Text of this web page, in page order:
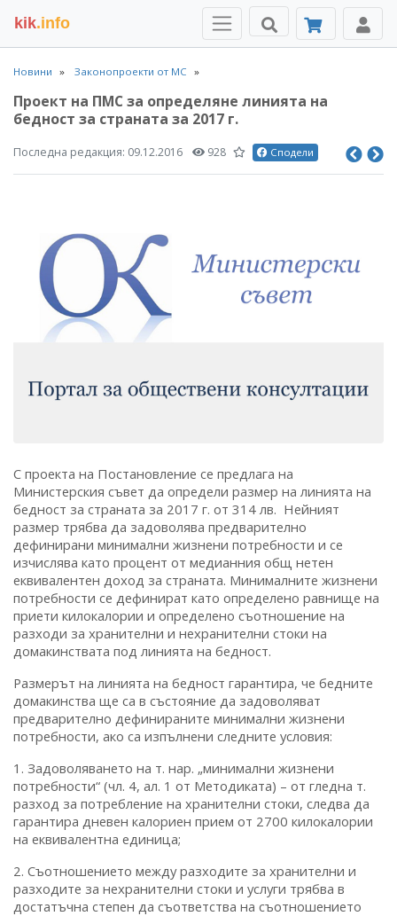
kik.info
Новини Законопроекти от МС
Проект на ПМС за определяне линията на
бедност за страната за 2017 г.
Последна редакция: 09.12.2016 928 Сподели
С проекта на Постановление се предлага на
Министерския съвет да определи размер на линията на
бедност за страната за 2017 г. от 314 лв. Нейният
размер трябва да задоволява предварително
дефинирани минимални жизнени потребности и се
изчислява като процент от медианния общ нетен
еквивалентен доход за страната. Минималните жизнени
потребности се дефинират като определено равнище на
приети килокалории и определено съотношение на
разходи за хранителни и нехранителни стоки на
домакинствата под линията на бедност.
Размерът на линията на бедност гарантира, че бедните
домакинства ще са в състояние да задоволяват
предварително дефинираните минимални жизнени
потребности, ако са изпълнени следните условия:
1. Задоволяването на т. нар. „минимални жизнени
потребности“ (чл. 4, ал. 1 от Методиката) – от гледна т.
разход за потребление на хранителни стоки, следва да
гарантира дневен калориен прием от 2700 килокалории
на еквивалентна единица;
2. Съотношението между разходите за хранителни и
разходите за нехранителни стоки и услуги трябва в
достатъчна степен да съответства на съотношението